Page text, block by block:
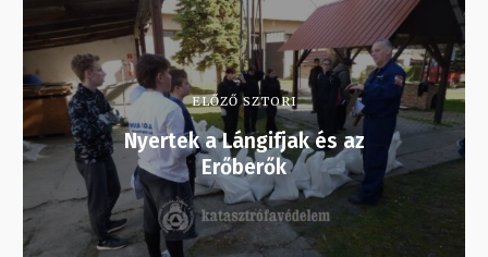
ELŐZŐ SZTORI
Nyertek a Lángifjak és az
Erőberők